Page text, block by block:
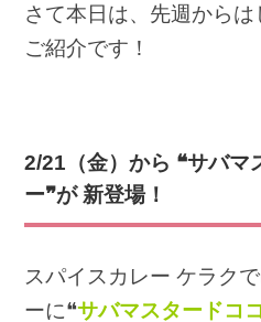
さて本日は、先週から
ご紹介です！
2/21 （金）から ❝サバ
ー❞が 新登場！
スパイスカレー ケラク
ーに❝サバマスタードコ